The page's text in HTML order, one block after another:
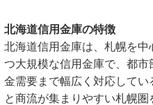
北海道信用金庫の特徴
北海道信用金庫は、札幌を
つ大規模な信用金庫で、都
金需要まで幅広く対応して
と商流が集まりやすい札幌